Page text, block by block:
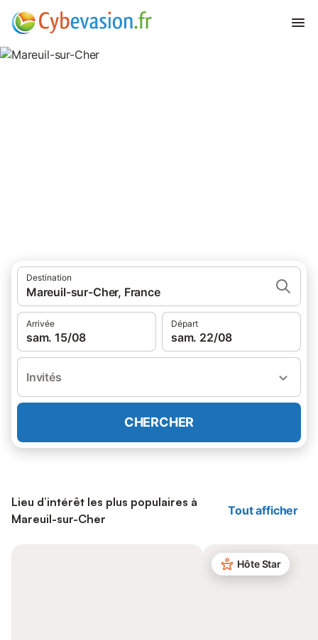
Destination
Mareuil-sur-Cher, France
Arrivée
sam. 15/08
Départ
sam. 22/08
Invités
CHERCHER
Lieu d’intérêt les plus populaires à
Mareuil-sur-Cher
Tout afficher
Hôte Star